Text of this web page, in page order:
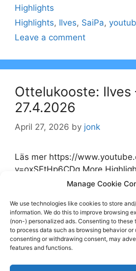
Manage Cookie
We use technologies like cookies to store
information. We do this to improve browsing
(non-) personalized ads. Consenting to
to process data such as browsing behavior or
consenting or withdrawing consent, may
features and functions.
Categories
Highlights
Tags
Highlights, Ilves, SaiPa,
Leave a comment
Ottelukooste: Ilves
27.4.2026
April 27, 2026 by jonk
Läs mer https://
v=oxSEtHp6CDg More
Highlights
Tags
Highlights,Ilves,Tappara,
Leave a comment